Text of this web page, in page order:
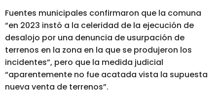
Fuentes municipales confirmaron que la comuna
“en 2023 instó a la celeridad de la ejecución de
desalojo por una denuncia de usurpación de
terrenos en la zona en la que se produjeron los
incidentes”, pero que la medida judicial
“aparentemente no fue acatada vista la supuesta
nueva venta de terrenos”.